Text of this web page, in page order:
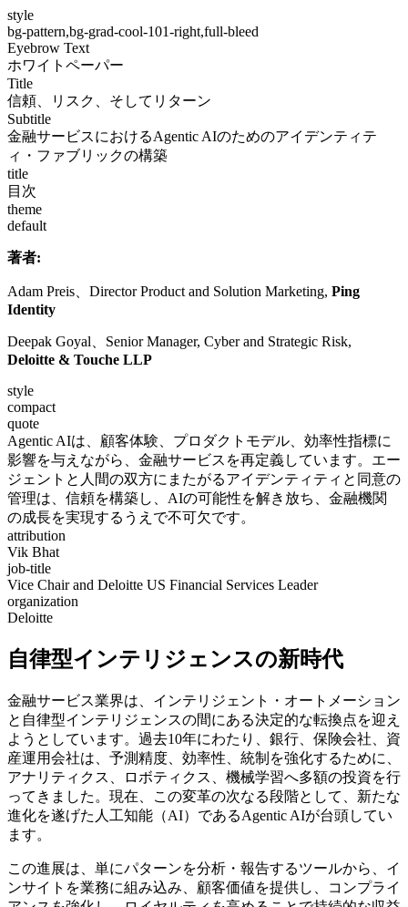
style
bg-pattern,bg-grad-cool-101-right,full-bleed
Eyebrow Text
ホワイトペーパー
Title
信頼、リスク、そしてリターン
Subtitle
金融サービスにおけるAgentic AIのためのアイデンティテ
ィ・ファブリックの構築
title
目次
theme
default
著者:
Adam Preis、Director Product and Solution Marketing, Ping
Identity
Deepak Goyal、Senior Manager, Cyber and Strategic Risk,
Deloitte & Touche LLP
style
compact
quote
Agentic AIは、顧客体験、プロダクトモデル、効率性指標に
影響を与えながら、金融サービスを再定義しています。エー
ジェントと人間の双方にまたがるアイデンティティと同意の
管理は、信頼を構築し、AIの可能性を解き放ち、金融機関
の成長を実現するうえで不可欠です。
attribution
Vik Bhat
job-title
Vice Chair and Deloitte US Financial Services Leader
organization
Deloitte
自律型インテリジェンスの新時代
金融サービス業界は、インテリジェント・オートメーション
と自律型インテリジェンスの間にある決定的な転換点を迎え
ようとしています。過去10年にわたり、銀行、保険会社、資
産運用会社は、予測精度、効率性、統制を強化するために、
アナリティクス、ロボティクス、機械学習へ多額の投資を行
ってきました。現在、この変革の次なる段階として、新たな
進化を遂げた人工知能（AI）であるAgentic AIが台頭してい
ます。
この進展は、単にパターンを分析・報告するツールから、イ
ンサイトを業務に組み込み、顧客価値を提供し、コンプライ